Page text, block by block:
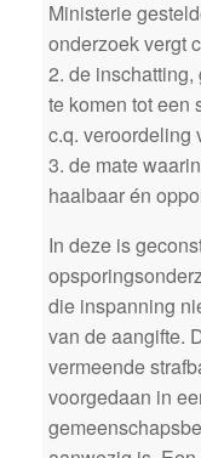
Ministerie
onderzoek vergt
2. de
te komen tot een
c.q. veroordeling
3. de mate
haalbaar én
In deze is
die inspanning
van de aangifte.
vermeende
voorgedaan in